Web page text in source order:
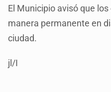
El Municipio avisó que
manera permanente en
ciudad.
jl/I